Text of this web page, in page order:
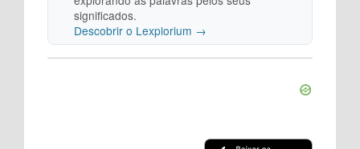
significados.
Descobrir o Lexplorium →